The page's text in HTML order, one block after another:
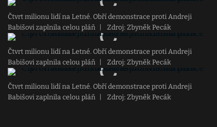
Čtvrt milionu lidí na Letné. Obří demonstrace proti Andreji
Babišovi zaplnila celou pláň
Zdroj: Zbyněk Pecák
Čtvrt milionu lidí na Letné. Obří demonstrace proti Andreji
Babišovi zaplnila celou pláň
Zdroj: Zbyněk Pecák
Čtvrt milionu lidí na Letné. Obří demonstrace proti Andreji
Babišovi zaplnila celou pláň
Zdroj: Zbyněk Pecák